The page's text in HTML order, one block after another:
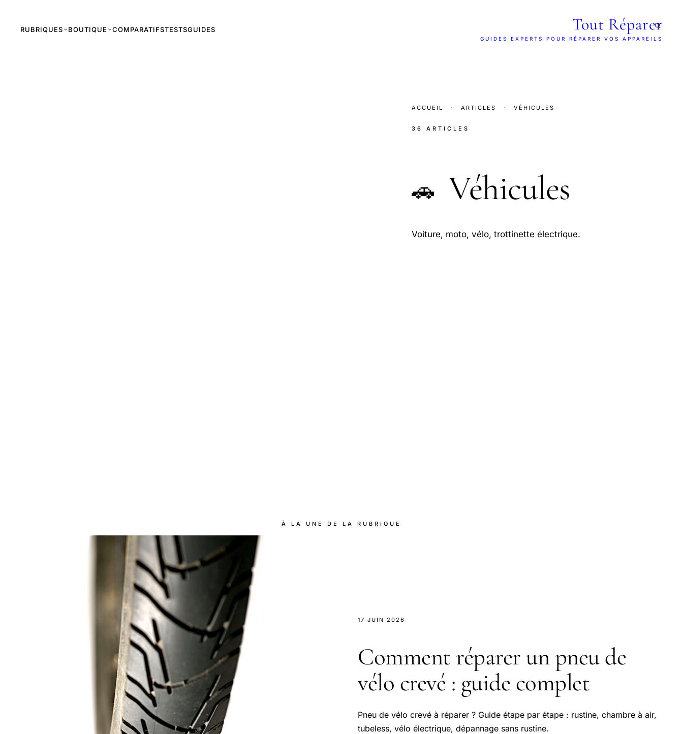
RUBRIQUES BOUTIQUE COMPARATIFSTESTSGUIDES Tout Réparer
GUIDES EXPERTS POUR RÉPARER VOS APPAREILS
ACCUEIL · ARTICLES · VÉHICULES
36 ARTICLES
🚗 Véhicules
Voiture, moto, vélo, trottinette électrique.
À LA UNE DE LA RUBRIQUE
17 JUIN 2026
Comment réparer un pneu de
vélo crevé : guide complet
Pneu de vélo crevé à réparer ? Guide étape par étape : rustine, chambre à air,
tubeless, vélo électrique, dépannage sans rustine.